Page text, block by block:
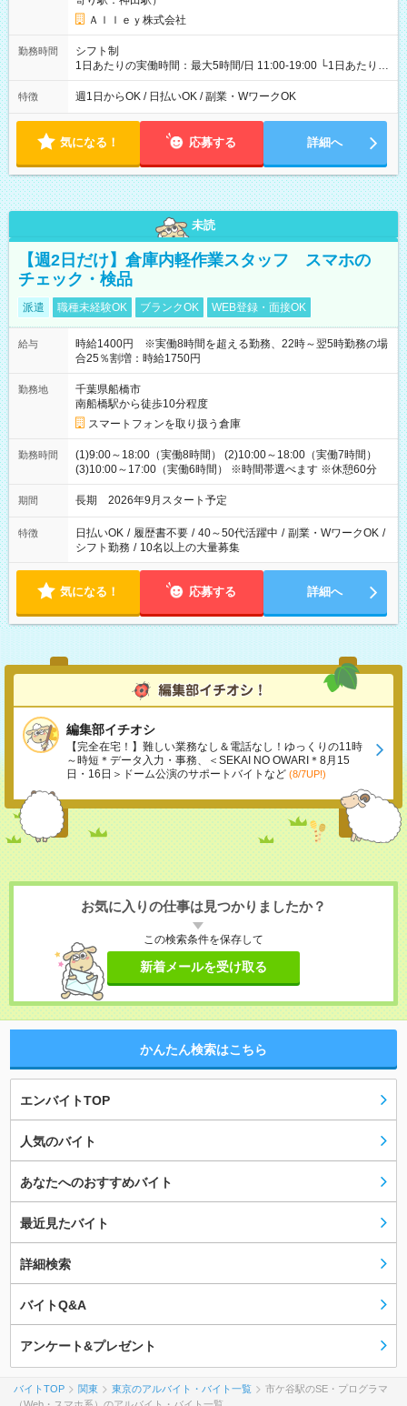
Ａｌｌｅｙ株式会社
勤務時間
シフト制
1日あたりの実働時間：最大5時間/日 11:00-19:00 └1日あたりの
実働時間：1-5時間 └上記の時間帯内であれば、いつでも勤務可
能！ └平日・土曜日の中で、お好きな曜日でご勤務いただけま
18:00 などのように、自由な働き方が可能なお仕事です！
特徴 週1日からOK / 日払いOK / 副業・WワークOK
気になる！ 応募する 詳細へ
未読
【週2日だけ】倉庫内軽作業スタッフ スマホの
チェック・検品
派遣 職種未経験OK ブランクOK WEB登録・面接OK
給与
時給1400円 ※実働8時間を超える勤務、22時～翌5時勤務の場
合25％割増：時給1750円
勤務地
千葉県船橋市
南船橋駅から徒歩10分程度
スマートフォンを取り扱う倉庫
勤務時間
(1)9:00～18:00（実働8時間） (2)10:00～18:00（実働7時間）
(3)10:00～17:00（実働6時間） ※時間帯選べます ※休憩60分
期間 長期 2026年9月スタート予定
特徴 日払いOK / 履歴書不要 / 40～50代活躍中 / 副業・WワークOK /
シフト勤務 / 10名以上の大量募集
気になる！ 応募する 詳細へ
編集部イチオシ
【完全在宅！】難しい業務なし＆電話なし！ゆっくりの11時
～時短＊データ入力・事務、＜SEKAI NO OWARI＊8月15
日・16日＞ドーム公演のサポートバイトなど (8/7UP!)
お気に入りの仕事は見つかりましたか？
この検索条件を保存して
新着メールを受け取る
かんたん検索はこちら
エンバイトTOP
人気のバイト
あなたへのおすすめバイト
最近見たバイト
詳細検索
バイトQ&A
アンケート&プレゼント
バイトTOP 関東 東京のアルバイト・バイト一覧
市ケ谷駅のSE・プログラマ